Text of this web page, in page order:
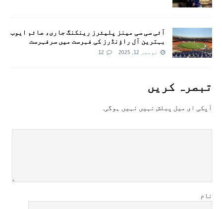
آئی سی سی مینز پلیئرز رینکنگ جاری، صائم ایوب
بہترین آل راؤنڈرز کی فہرست میں سرفہرست
نومبر 12, 2025 12
تبصرہ کريں
آپکی ای ميل پبلش نہيں نہيں ہوگی.
نام